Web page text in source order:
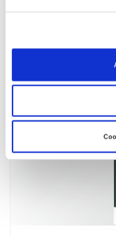
Minorités